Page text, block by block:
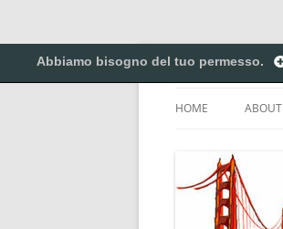
Vai
al
contenuto
Pontilex
HOME ABOUT
Abbiamo bisogno del tuo permesso.